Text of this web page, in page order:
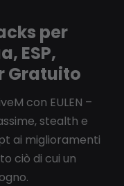
per
ESP,
Gratuito
con EULEN –
stealth e
ai miglioramenti
ciò di cui un